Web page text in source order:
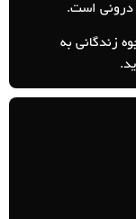
درونی است.
زندگانی به